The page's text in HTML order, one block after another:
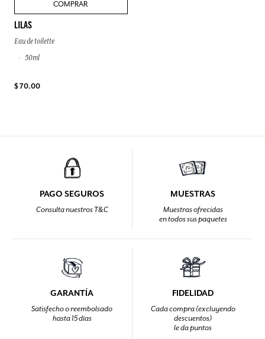
COMPRAR
LILAS
Eau de toilette
50ml
$ 70.00
PAGO SEGUROS
Consulta nuestros T&C
MUESTRAS
Muestras ofrecidas
en todos sus paquetes
GARANTÍA
Satisfecho o reembolsado
hasta 15 días
FIDELIDAD
Cada compra (excluyendo
descuentos)
le da puntos